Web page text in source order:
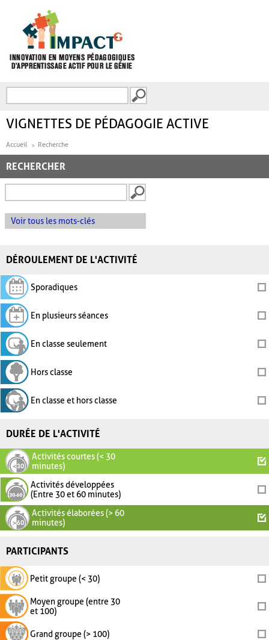
FORMULAIRE DE
VIGNETTES DE PÉDAGOGIE ACTIVE
Accueil Recherche
RECHERCHER
Voir tous les mots-clés
DÉROULEMENT DE L'ACTIVITÉ
Sporadiques
En plusieurs séances
En classe seulement
Hors classe
En classe et hors classe
DURÉE DE L'ACTIVITÉ
Activités courtes (< 30
minutes)
Activités développées
(Entre 30 et 60 minutes)
Activités élaborées (> 60
minutes)
PARTICIPANTS
Petit groupe (< 30)
Moyen groupe (entre 30
et 100)
Grand groupe (> 100)